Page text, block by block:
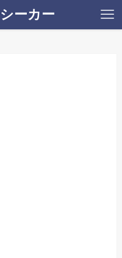
ーカー